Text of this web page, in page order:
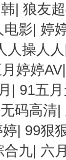
|狼友
电影| 婷
人操人人
婷婷AV
| 91五
码高清|
| 99狠
合九| 六